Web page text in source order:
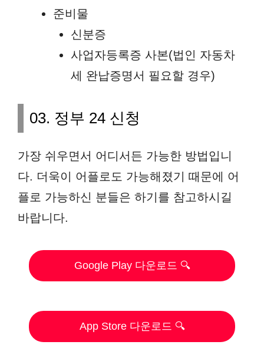
준비물
신분증
사업자등록증 사본(법인 자동차
세 완납증명서 필요할 경우)
03. 정부 24 신청
가장 쉬우면서 어디서든 가능한 방법입니
다. 더욱이 어플로도 가능해졌기 때문에 어
플로 가능하신 분들은 하기를 참고하시길
바랍니다.
Google Play 다운로드 🔍
App Store 다운로드 🔍